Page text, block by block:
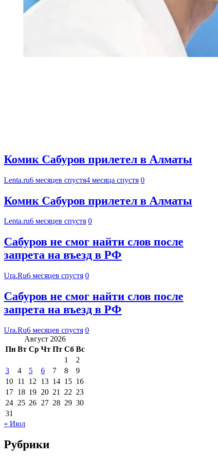
Комик Сабуров прилетел в Алматы
Lenta.ru6 месяцев спустя4 месяца спустя 0
Комик Сабуров прилетел в Алматы
Lenta.ru6 месяцев спустя 0
Сабуров не смог найти слов после
запрета на въезд в РФ
Ura.Ru6 месяцев спустя 0
Сабуров не смог найти слов после
запрета на въезд в РФ
Ura.Ru6 месяцев спустя 0
Август 2026
Пн Вт Ср Чт Пт Сб Вс
1
2
3
4 5 6 7 8
9
10 11 12 13 14 15 16
17 18 19 20 21 22 23
24 25 26 27 28 29 30
31
« Июл
Рубрики